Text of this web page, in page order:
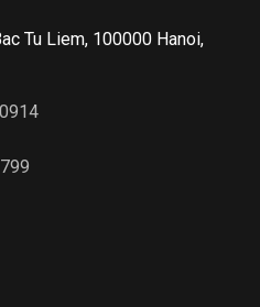
Tu Liem, 100000 Hanoi,